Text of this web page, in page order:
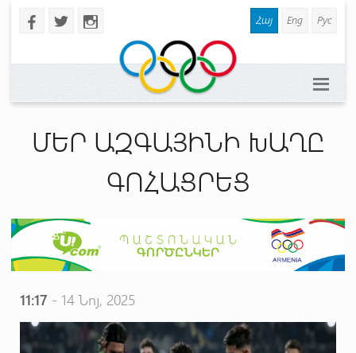
b a x Հայ Eng Рус
ՄԵՐ ԱԶԳԱՅԻՆԻ ԽԱՂԸ
ԳՈՀԱՑՐԵՑ
11:17 - 14 Նոյ, 2025